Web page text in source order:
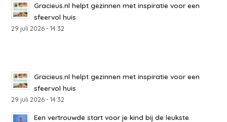
Gracieus.nl helpt gezinnen met inspiratie voor een
sfeervol huis
29 juli 2026 - 14:32
Gracieus.nl helpt gezinnen met inspiratie voor een
sfeervol huis
29 juli 2026 - 14:32
Een vertrouwde start voor je kind bij de leukste